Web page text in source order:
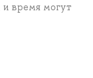
и время могут